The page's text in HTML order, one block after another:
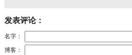
发表评论：
名字：
博客：